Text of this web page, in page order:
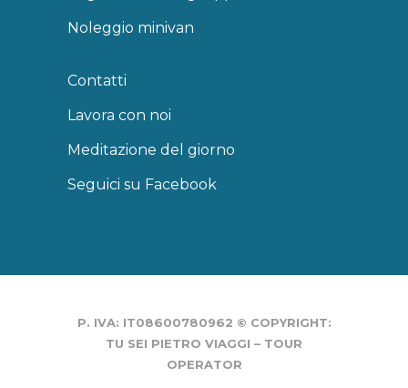
Noleggio minivan
Contatti
Lavora con noi
Meditazione del giorno
Seguici su Facebook
P. IVA: IT08600780962 © COPYRIGHT:
TU SEI PIETRO VIAGGI – TOUR
OPERATOR